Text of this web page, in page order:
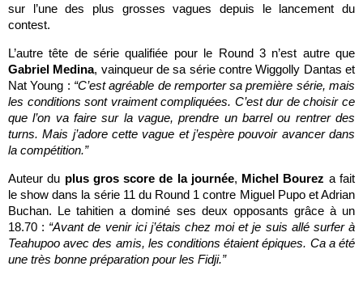
sur l’une des plus grosses vagues depuis le lancement du
contest.
L’autre tête de série qualifiée pour le Round 3 n’est autre que
Gabriel Medina, vainqueur de sa série contre Wiggolly Dantas et
Nat Young : “C’est agréable de remporter sa première série, mais
les conditions sont vraiment compliquées. C’est dur de choisir ce
que l’on va faire sur la vague, prendre un barrel ou rentrer des
turns. Mais j’adore cette vague et j’espère pouvoir avancer dans
la compétition.”
Auteur du plus gros score de la journée, Michel Bourez a fait
le show dans la série 11 du Round 1 contre Miguel Pupo et Adrian
Buchan. Le tahitien a dominé ses deux opposants grâce à un
18.70 : “Avant de venir ici j’étais chez moi et je suis allé surfer à
Teahupoo avec des amis, les conditions étaient épiques. Ca a été
une très bonne préparation pour les Fidji.”